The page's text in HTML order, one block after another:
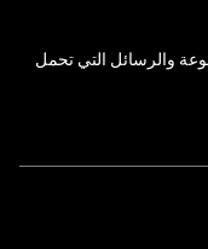
والرسائل التي تحمل